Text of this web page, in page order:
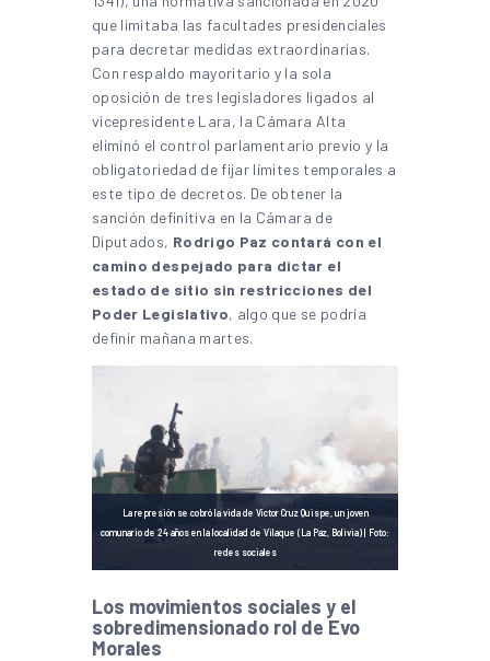
que limitaba las facultades presidenciales
para decretar medidas extraordinarias.
Con respaldo mayoritario y la sola
oposición de tres legisladores ligados al
vicepresidente Lara, la Cámara Alta
eliminó el control parlamentario previo y la
obligatoriedad de fijar límites temporales a
este tipo de decretos. De obtener la
sanción definitiva en la Cámara de
Diputados, Rodrigo Paz contará con el
camino despejado para dictar el
estado de sitio sin restricciones del
Poder Legislativo, algo que se podría
definir mañana martes.
La represión se cobró la vida de Víctor Cruz Quispe, un joven
comunario de 24 años en la localidad de Vilaque (La Paz, Bolivia) | Foto:
redes sociales
Los movimientos sociales y el
sobredimensionado rol de Evo
Morales